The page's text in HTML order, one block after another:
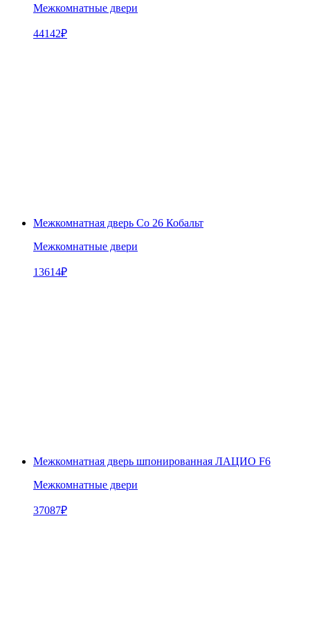
Межкомнатные двери
44142₽
Межкомнатная дверь Co 26 Кобальт
Межкомнатные двери
13614₽
Межкомнатная дверь шпонированная ЛАЦИО F6
Межкомнатные двери
37087₽